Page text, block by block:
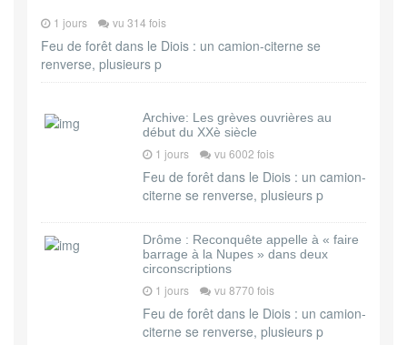
1 jours vu 314 fois
Feu de forêt dans le Diois : un camion-citerne se
renverse, plusieurs p
Archive: Les grèves ouvrières au
début du XXè siècle
1 jours vu 6002 fois
Feu de forêt dans le Diois : un camion-
citerne se renverse, plusieurs p
Drôme : Reconquête appelle à « faire
barrage à la Nupes » dans deux
circonscriptions
1 jours vu 8770 fois
Feu de forêt dans le Diois : un camion-
citerne se renverse, plusieurs p